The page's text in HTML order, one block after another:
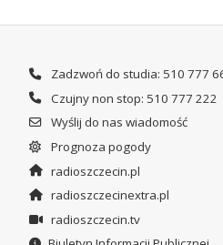
Zadzwoń do studia: 510 777
Czujny non stop: 510 777 222
Wyślij do nas wiadomość
Prognoza pogody
radioszczecin.pl
radioszczecinextra.pl
radioszczecin.tv